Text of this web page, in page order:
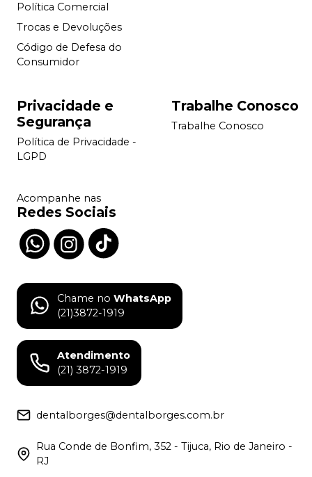
Política Comercial
Trocas e Devoluções
Código de Defesa do
Consumidor
Privacidade e
Segurança
Política de Privacidade -
LGPD
Trabalhe Conosco
Trabalhe Conosco
Acompanhe nas
Redes Sociais
Chame no WhatsApp
(21)3872-1919
Atendimento
(21) 3872-1919
dentalborges@dentalborges.com.br
Rua Conde de Bonfim, 352 - Tijuca, Rio de Janeiro -
RJ